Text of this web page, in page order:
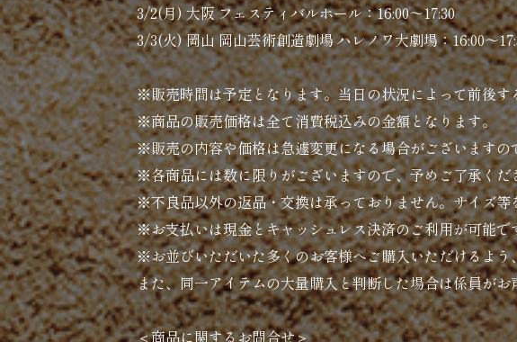
3/2(月) 大阪 フェスティバルホール：16:00〜17:30
3/3(火) 岡山 岡山芸術創造劇場 ハレノワ大劇場：16:00〜
※販売時間は予定となります。当日の状況によって前後
※商品の販売価格は全て消費税込みの金額となります。
※販売の内容や価格は急遽変更になる場合がございますの
※各商品には数に限りがございますので、予めご了承くだ
※不良品以外の返品・交換は承っておりません。サイズ
※お支払いは現金とキャッシュレス決済のご利用が可能
※お並びいただいた多くのお客様へご購入いただけるよ
また、同一アイテムの大量購入と判断した場合は係員が
＜商品に関するお問合せ＞